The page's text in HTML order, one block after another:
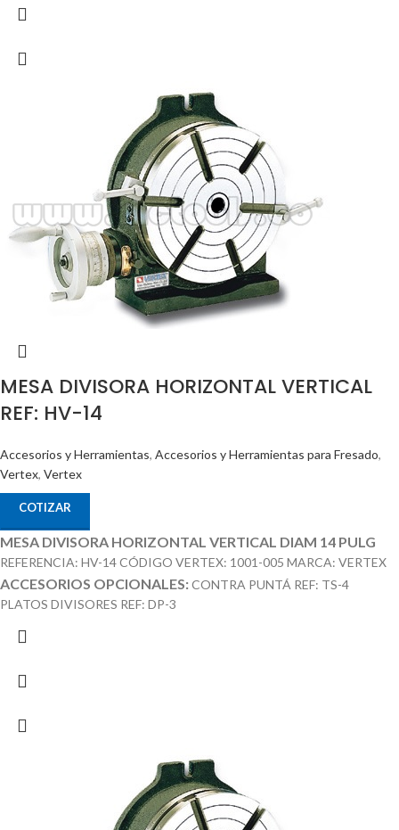
MESA DIVISORA HORIZONTAL VERTICAL
REF: HV-14
Accesorios y Herramientas, Accesorios y Herramientas para Fresado,
Vertex, Vertex
COTIZAR
MESA DIVISORA HORIZONTAL VERTICAL DIAM 14 PULG
REFERENCIA: HV-14 CÓDIGO VERTEX: 1001-005 MARCA: VERTEX
ACCESORIOS OPCIONALES:CONTRA PUNTÁ REF: TS-4
PLATOS DIVISORES REF: DP-3